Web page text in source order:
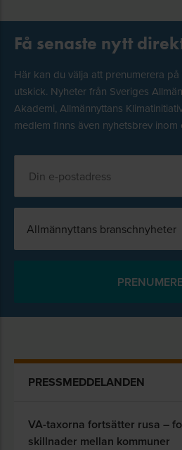
Få senaste nytt
Här kan du välja att prenumerera
utskick. Nyheter från Sveriges
Akademi, Allmännyttans
medlem finns även nyhetsbrev inom
Allmännyttans branschnyheter
PRESSMEDDELANDEN
VA-taxorna fortsätter rusa –
skillnader mellan kommuner